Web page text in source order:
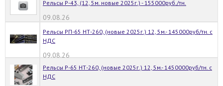
Рельсы Р-43, (12, 5м. новые 2025г.) - 155000руб./тн.
09.08.26
Рельсы РП-65 НТ-260, (новые 2025г.) 12, 5м.- 145000руб/тн. с
НДС
09.08.26
Рельсы Р-65 НТ-260, (новые 2025г.) 12, 5м.- 1450000руб/тн. с
НДС